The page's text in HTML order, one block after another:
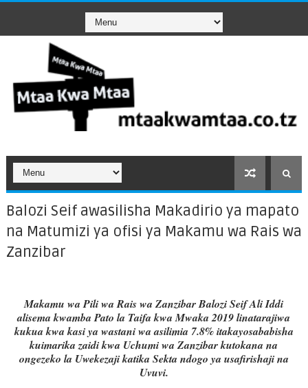
Balozi Seif awasilisha Makadirio ya mapato
na Matumizi ya ofisi ya Makamu wa Rais wa
Zanzibar
Makamu wa Pili wa Rais wa Zanzibar Balozi Seif Ali Iddi
alisema kwamba Pato la Taifa kwa Mwaka 2019 linatarajiwa
kukua kwa kasi ya wastani wa asilimia 7.8% itakayosababisha
kuimarika zaidi kwa Uchumi wa Zanzibar kutokana na
ongezeko la Uwekezaji katika Sekta ndogo ya usafirishaji na
Uvuvi.